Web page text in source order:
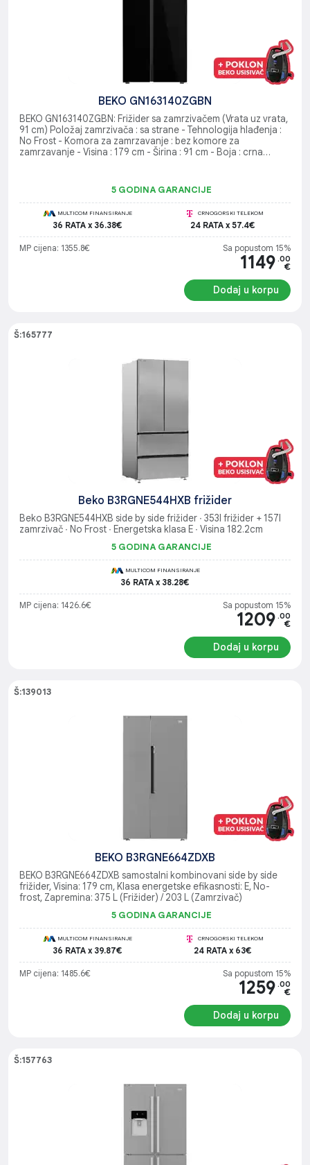
BEKO GN163140ZGBN
BEKO GN163140ZGBN: Frižider sa zamrzivačem (Vrata uz vrata,
91 cm) Položaj zamrzivača : sa strane - Tehnologija hlađenja :
No Frost - Komora za zamrzavanje : bez komore za
zamrzavanje - Visina : 179 cm - Širina : 91 cm - Boja : crna
5 GODINA GARANCIJE
MULTICOM FINANSIRANJE
36 RATA x 36.38€
CRNOGORSKI TELEKOM
24 RATA x 57.4€
MP cijena: 1355.8€ Sa popustom 15%
1149 .00
€
Dodaj u korpu
Š:165777
Beko B3RGNE544HXB frižider
Beko B3RGNE544HXB side by side frižider ∙ 353l frižider + 157l
zamrzivač ∙ No Frost ∙ Energetska klasa E ∙ Visina 182.2cm
5 GODINA GARANCIJE
MULTICOM FINANSIRANJE
36 RATA x 38.28€
MP cijena: 1426.6€ Sa popustom 15%
1209 .00
€
Dodaj u korpu
Š:139013
BEKO B3RGNE664ZDXB
BEKO B3RGNE664ZDXB samostalni kombinovani side by side
frižider, Visina: 179 cm, Klasa energetske efikasnosti: E, No-
frost, Zapremina: 375 L (Frižider) / 203 L (Zamrzivač)
5 GODINA GARANCIJE
MULTICOM FINANSIRANJE
36 RATA x 39.87€
CRNOGORSKI TELEKOM
24 RATA x 63€
MP cijena: 1485.6€ Sa popustom 15%
1259 .00
€
Dodaj u korpu
Š:157763